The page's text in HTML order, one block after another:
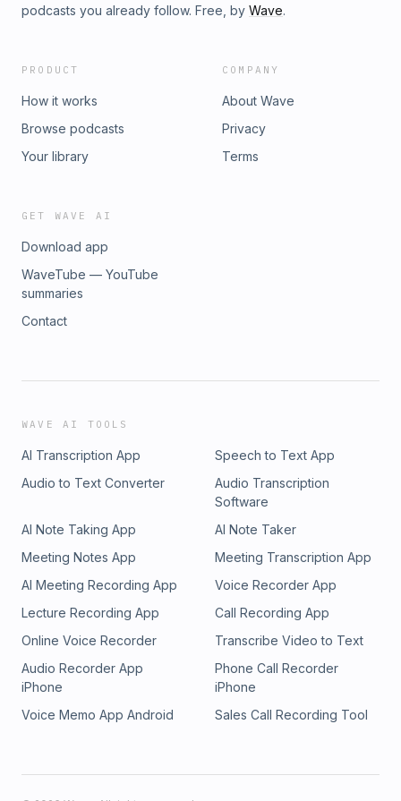
podcasts you already follow. Free, by Wave.
PRODUCT
How it works
Browse podcasts
Your library
COMPANY
About Wave
Privacy
Terms
GET WAVE AI
Download app
WaveTube — YouTube
summaries
Contact
WAVE AI TOOLS
AI Transcription App
Speech to Text App
Audio to Text Converter
Audio Transcription
Software
AI Note Taking App
AI Note Taker
Meeting Notes App
Meeting Transcription App
AI Meeting Recording App
Voice Recorder App
Lecture Recording App
Call Recording App
Online Voice Recorder
Transcribe Video to Text
Audio Recorder App
iPhone
Phone Call Recorder
iPhone
Voice Memo App Android
Sales Call Recording Tool